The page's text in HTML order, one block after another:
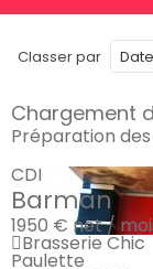
Classer par
Chargement
Préparation
CDI
Barman
1950 € net /
Brasserie Chic
Paulette